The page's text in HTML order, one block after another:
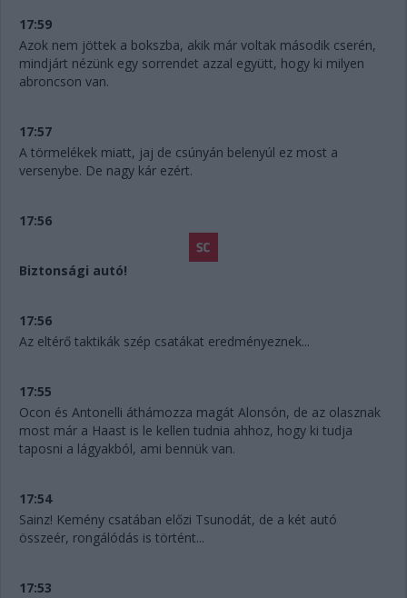
17:59
Azok nem jöttek a bokszba, akik már voltak második cserén,
mindjárt nézünk egy sorrendet azzal együtt, hogy ki milyen
abroncson van.
17:57
A törmelékek miatt, jaj de csúnyán belenyúl ez most a
versenybe. De nagy kár ezért.
17:56
Biztonsági autó!
17:56
Az eltérő taktikák szép csatákat eredményeznek...
17:55
Ocon és Antonelli áthámozza magát Alonsón, de az olasznak
most már a Haast is le kellen tudnia ahhoz, hogy ki tudja
taposni a lágyakból, ami bennük van.
17:54
Sainz! Kemény csatában előzi Tsunodát, de a két autó
összeér, rongálódás is történt...
17:53